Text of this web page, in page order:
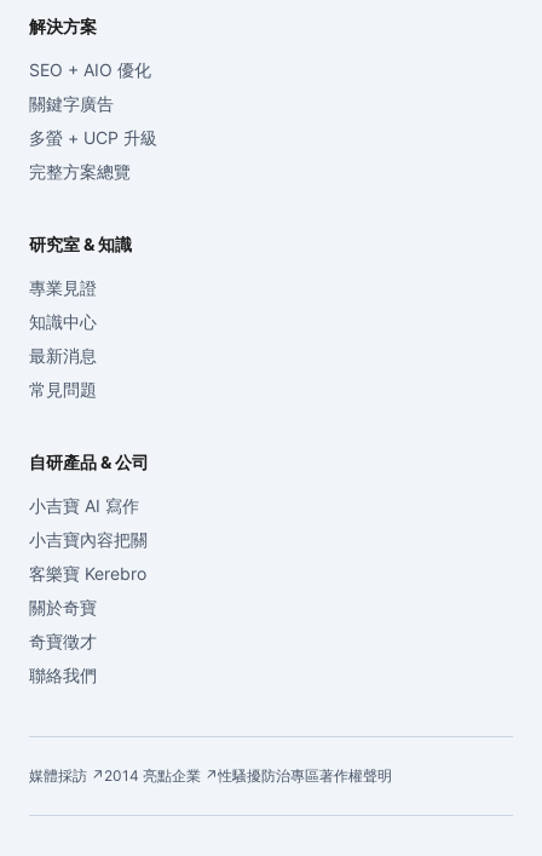
解決方案
SEO + AIO 優化
關鍵字廣告
多螢 + UCP 升級
完整方案總覽
研究室 & 知識
專業見證
知識中心
最新消息
常見問題
自研產品 & 公司
小吉寶 AI 寫作
小吉寶內容把關
客樂寶 Kerebro
關於奇寶
奇寶徵才
聯絡我們
媒體採訪 ↗ 2014 亮點企業 ↗性騷擾防治專區著作權聲明